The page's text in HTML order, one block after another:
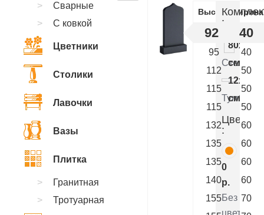
ВысотаШирина
92 40
95
40
112
50
115
50
115
50
132
60
135
60
135
60
140
60
155
70
:
Стелла
см.
Тумба
см.
Цветник
:
0
р.
Без
цветника
Сварные
С ковкой
Цветники
Столики
Лавочки
Вазы
Плитка
Гранитная
Тротуарная